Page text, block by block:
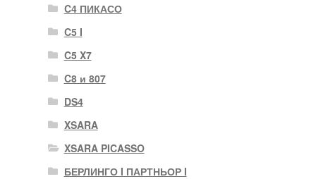
C4 ПИКАСО
C5 I
C5 X7
C8 и 807
DS4
XSARA
XSARA PICASSO
БЕРЛИНГО I ПАРТНЬОР I